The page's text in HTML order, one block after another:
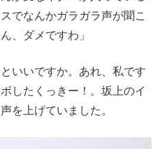
でなんかガラガラ声が聞こ
、ダメですわ」
いいですか。あれ、私です
したくっきー！。坂上のイ
を上げていました。